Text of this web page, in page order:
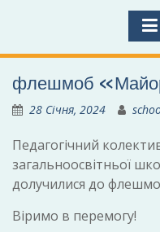
флешмоб
28 Січня, 2024
Педагогічний
загальноосвітньої
долучилися до
Віримо в перемогу!